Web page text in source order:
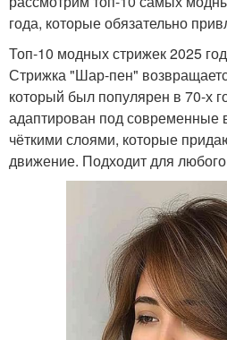
года, которые обязательно
Топ-10 модных стрижек 2025
Стрижка "Шар-пен"
который был популярен в 70-х
адаптирован под современные
чёткими слоями, которые
движение. Подходит для